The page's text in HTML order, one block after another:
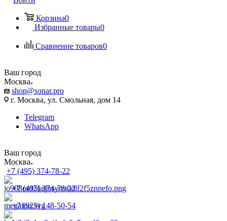
Корзина0
Избранные товары0
Сравнение товаров0
Ваш город
Москва
shop@sonar.pro
г. Москва, ул. Смольная, дом 14
Telegram
WhatsApp
Ваш город
Москва
+7 (495) 374-78-22
+7 (495) 374-78-22
+7 (925) 148-50-54